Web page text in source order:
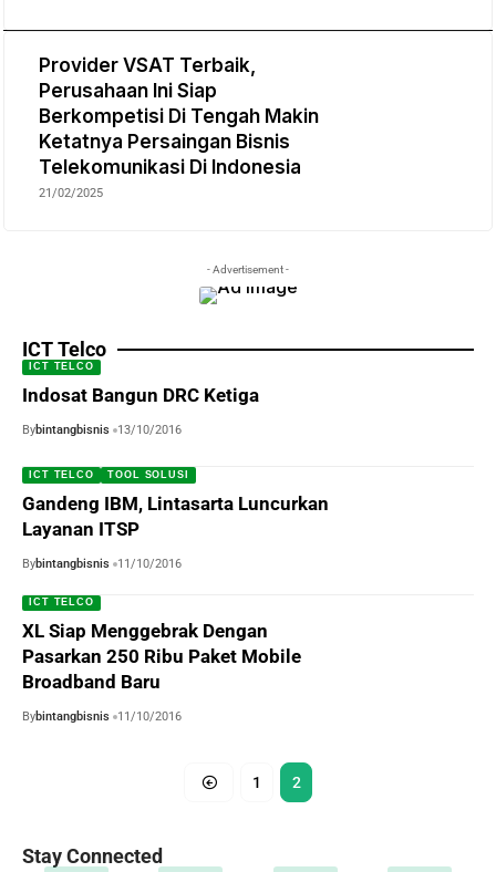
Provider VSAT Terbaik,
Perusahaan Ini Siap
Berkompetisi Di Tengah Makin
Ketatnya Persaingan Bisnis
Telekomunikasi Di Indonesia
21/02/2025
- Advertisement -
ICT Telco
ICT TELCO
Indosat Bangun DRC Ketiga
Bybintangbisnis 13/10/2016
ICT TELCO TOOL SOLUSI
Gandeng IBM, Lintasarta Luncurkan
Layanan ITSP
Bybintangbisnis 11/10/2016
ICT TELCO
XL Siap Menggebrak Dengan
Pasarkan 250 Ribu Paket Mobile
Broadband Baru
Bybintangbisnis 11/10/2016
1 2
Stay Connected